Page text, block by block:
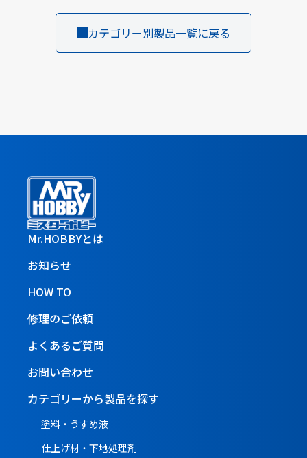
カテゴリー別製品一覧に戻る
Mr.HOBBYとは
お知らせ
HOW TO
修理のご依頼
よくあるご質問
お問い合わせ
カテゴリーから製品を探す
塗料・うすめ液
仕上げ材・下地処理剤